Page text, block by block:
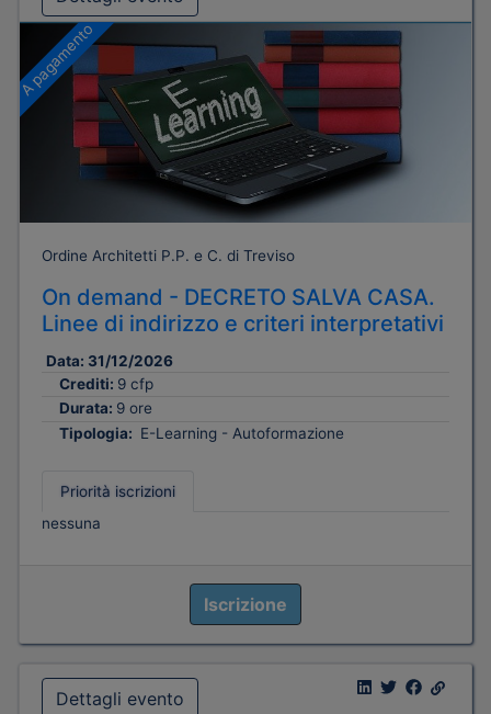
A pagamento
Ordine Architetti P.P. e C. di Treviso
On demand - DECRETO SALVA CASA.
Linee di indirizzo e criteri interpretativi
Data: 31/12/2026
Crediti: 9 cfp
Durata: 9 ore
Tipologia: E-Learning - Autoformazione
Priorità iscrizioni
nessuna
Iscrizione
Dettagli evento